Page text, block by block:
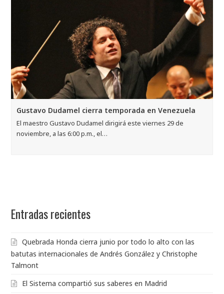
Gustavo Dudamel cierra temporada en Venezuela
El maestro Gustavo Dudamel dirigirá este viernes 29 de
noviembre, a las 6:00 p.m., el…
Entradas recientes
Quebrada Honda cierra junio por todo lo alto con las
batutas internacionales de Andrés González y Christophe
Talmont
El Sistema compartió sus saberes en Madrid